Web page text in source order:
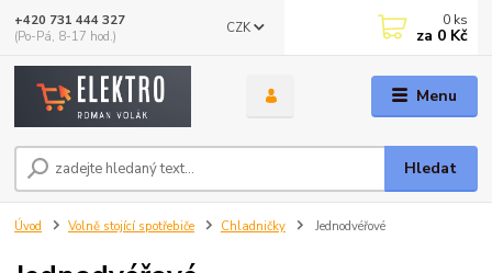
Menu
CZK
Hledat
+420 731 444 327
(Po-Pá, 8-17 hod.)
0 ks
za 0 Kč
Úvod Volně stojící spotřebiče Chladničky Jednodvéřové